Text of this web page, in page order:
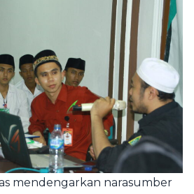
mendengarkan narasumber